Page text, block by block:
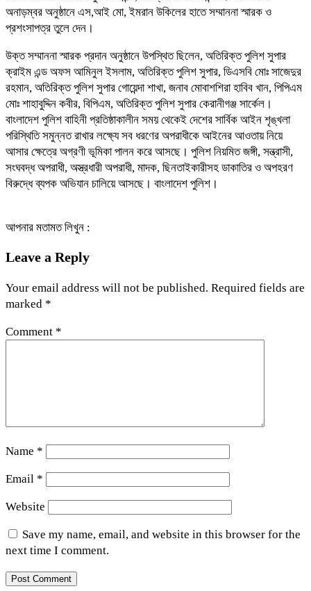
অনাড়ম্বর অনুষ্ঠানে এস,আই মো, ইমরান উকিলের হাতে সম্মাননা স্মারক ও
প্রশংসাপত্র তুলে দেন।
উক্ত সম্মাননা স্মারক প্রদান অনুষ্ঠানে উপস্থিত ছিলেন, অতিরিক্ত পুলিশ সুপার
ক্রাইম এন্ড অফস আমিনুল ইসলাম, অতিরিক্ত পুলিশ সুপার, ডিএসবি মোঃ সাজেদুর
রহমান, অতিরিক্ত পুলিশ সুপার গোয়েন্দা শাখা, জনাব মোবাশশিরা হাবিব খান, পিপিএম
মোঃ শাহাবুদ্দিন কবীর, বিপিএম, অতিরিক্ত পুলিশ সুপার কেরানীগঞ্জ সার্কেল।
বাংলাদেশ পুলিশ বাহিনী প্রতিষ্ঠাকালীন সময় থেকেই দেশের সার্বিক আইন শৃঙ্খলা
পরিস্থিতি সমুন্নত রাখার লক্ষ্যে সব ধরণের অপরাধীকে আইনের আওতায় নিয়ে
আসার ক্ষেত্রে অগ্রণী ভূমিকা পালন করে আসছে। পুলিশ নিয়মিত জঙ্গী, সন্ত্রাসী,
সংঘবদ্ধ অপরাধী, অস্ত্রধারী অপরাধী, মাদক, ছিনতাইকারীসহ ডাকাতির ও অপহরণ
বিরুদ্ধে ব্যপক অভিযান চালিয়ে আসছে। বাংলাদেশ পুলিশ।
আপনার মতামত লিখুন :
Leave a Reply
Your email address will not be published. Required fields are
marked *
Comment *
Name *
Email *
Website
Save my name, email, and website in this browser for the
next time I comment.